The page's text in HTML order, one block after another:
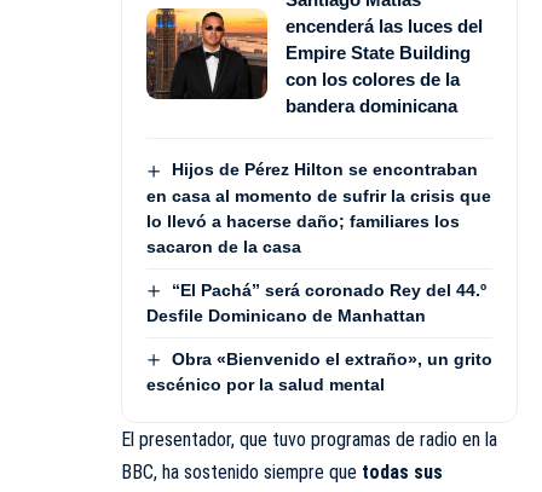
encenderá las luces del
Empire State Building
con los colores de la
bandera dominicana
Hijos de Pérez Hilton se encontraban
en casa al momento de sufrir la crisis que
lo llevó a hacerse daño; familiares los
sacaron de la casa
“El Pachá” será coronado Rey del 44.º
Desfile Dominicano de Manhattan
Obra «Bienvenido el extraño», un grito
escénico por la salud mental
El presentador, que tuvo programas de radio en la
BBC, ha sostenido siempre que todas sus